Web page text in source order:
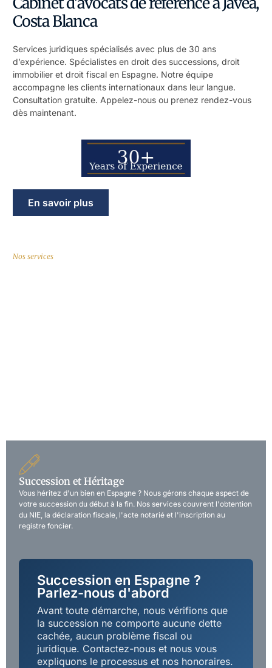
Costa Blanca
Services juridiques spécialisés avec plus de 30 ans
d’expérience. Spécialistes en droit des successions, droit
immobilier et droit fiscal en Espagne. Notre équipe
accompagne les clients internationaux dans leur langue.
Consultation gratuite. Appelez-nous ou prenez rendez-vous
dès maintenant.
En savoir plus
Nos services
Succession et Héritage
Vous héritez d'un bien en Espagne ? Nous gérons chaque aspect de
votre succession du début à la fin. Nos services couvrent l'obtention
du NIE, la déclaration fiscale, l'acte notarié et l'inscription au
registre foncier.
Succession en Espagne ?
Parlez-nous d'abord
Avant toute démarche, nous vérifions que
la succession ne comporte aucune dette
cachée, aucun problème fiscal ou
juridique. Contactez-nous et nous vous
expliquons le processus et nos honoraires.